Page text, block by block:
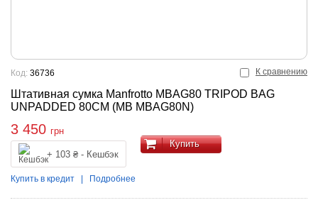
К сравнению
Штативная сумка Manfrotto MBAG80 TRIPOD BAG
UNPADDED 80CM (MB MBAG80N)
Код: 36736
3 450 грн
+ 103 ₴ - Кешбэк
Купить
Купить в кредит Подробнее